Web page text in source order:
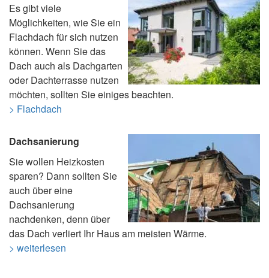
Es gibt viele
Möglichkeiten, wie Sie ein
Flachdach für sich nutzen
können. Wenn Sie das
Dach auch als Dachgarten
oder Dachterrasse nutzen
möchten, sollten Sie einiges beachten.
> Flachdach
Dachsanierung
Sie wollen Heizkosten
sparen? Dann sollten Sie
auch über eine
Dachsanierung
nachdenken, denn über
das Dach verliert Ihr Haus am meisten Wärme.
> weiterlesen